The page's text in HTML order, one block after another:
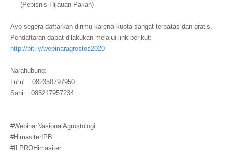
(Pebisnis Hijauan Pakan)
Ayo segera daftarkan dirimu karena kuota sangat terbatas dan gratis.
Pendaftaran dapat dilakukan melalui link berikut:
http://bit.ly/webinaragrostos2020
Narahubung:
Lu'lu' : 082350797950
Sani : 085217957234
#WebinarNasionalAgrostologi
#HimasiterIPB
#ILPROHimasiter